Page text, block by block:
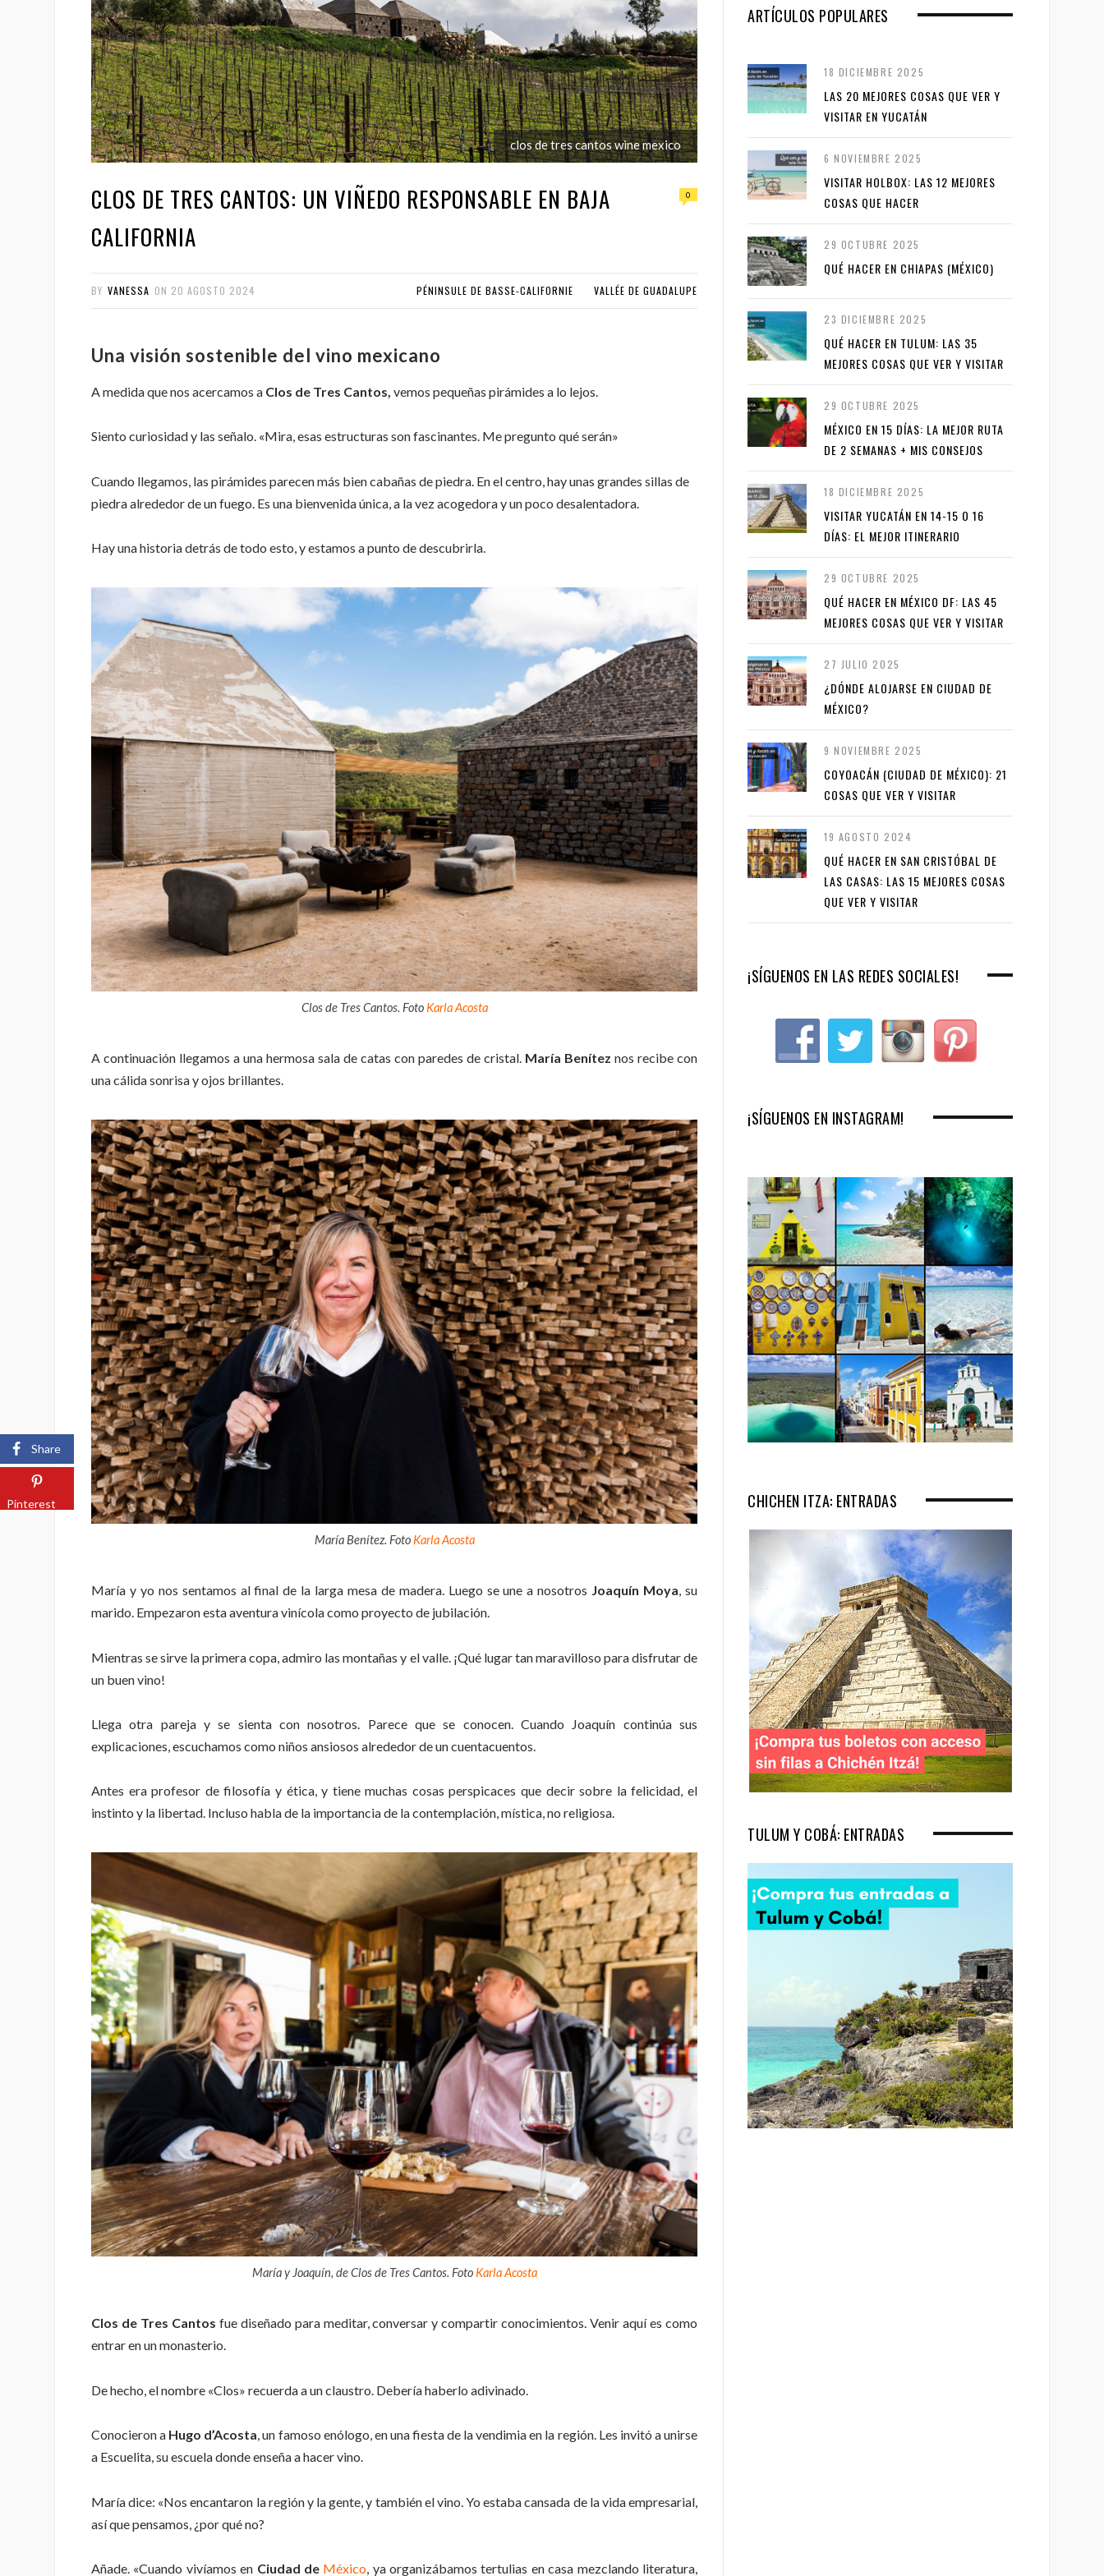
clos de tres cantos wine mexico
CLOS DE TRES CANTOS: UN VIÑEDO RESPONSABLE EN BAJA
CALIFORNIA
0
BY VANESSA ON 20 AGOSTO 2024 PÉNINSULE DE BASSE-CALIFORNIE VALLÉE DE GUADALUPE
Una visión sostenible del vino mexicano
A medida que nos acercamos a Clos de Tres Cantos, vemos pequeñas pirámides a lo lejos.
Siento curiosidad y las señalo. «Mira, esas estructuras son fascinantes. Me pregunto qué serán»
Cuando llegamos, las pirámides parecen más bien cabañas de piedra. En el centro, hay unas grandes sillas de
piedra alrededor de un fuego. Es una bienvenida única, a la vez acogedora y un poco desalentadora.
Hay una historia detrás de todo esto, y estamos a punto de descubrirla.
Clos de Tres Cantos. Foto Karla Acosta
A continuación llegamos a una hermosa sala de catas con paredes de cristal. María Benítez nos recibe con
una cálida sonrisa y ojos brillantes.
María Benítez. Foto Karla Acosta
María y yo nos sentamos al final de la larga mesa de madera. Luego se une a nosotros Joaquín Moya, su
marido. Empezaron esta aventura vinícola como proyecto de jubilación.
Mientras se sirve la primera copa, admiro las montañas y el valle. ¡Qué lugar tan maravilloso para disfrutar de
un buen vino!
Llega otra pareja y se sienta con nosotros. Parece que se conocen. Cuando Joaquín continúa sus
explicaciones, escuchamos como niños ansiosos alrededor de un cuentacuentos.
Antes era profesor de filosofía y ética, y tiene muchas cosas perspicaces que decir sobre la felicidad, el
instinto y la libertad. Incluso habla de la importancia de la contemplación, mística, no religiosa.
María y Joaquín, de Clos de Tres Cantos. Foto Karla Acosta
Clos de Tres Cantos fue diseñado para meditar, conversar y compartir conocimientos. Venir aquí es como
entrar en un monasterio.
De hecho, el nombre «Clos» recuerda a un claustro. Debería haberlo adivinado.
Conocieron a Hugo d’Acosta, un famoso enólogo, en una fiesta de la vendimia en la región. Les invitó a unirse
a Escuelita, su escuela donde enseña a hacer vino.
María dice: «Nos encantaron la región y la gente, y también el vino. Yo estaba cansada de la vida empresarial,
así que pensamos, ¿por qué no?
Añade. «Cuando vivíamos en Ciudad de México, ya organizábamos tertulias en casa mezclando literatura,
ARTÍCULOS POPULARES
18 DICIEMBRE 2025
LAS 20 MEJORES COSAS QUE VER Y
VISITAR EN YUCATÁN
6 NOVIEMBRE 2025
VISITAR HOLBOX: LAS 12 MEJORES
COSAS QUE HACER
29 OCTUBRE 2025
QUÉ HACER EN CHIAPAS (MÉXICO)
23 DICIEMBRE 2025
QUÉ HACER EN TULUM: LAS 35
MEJORES COSAS QUE VER Y VISITAR
29 OCTUBRE 2025
MÉXICO EN 15 DÍAS: LA MEJOR RUTA
DE 2 SEMANAS + MIS CONSEJOS
18 DICIEMBRE 2025
VISITAR YUCATÁN EN 14-15 O 16
DÍAS: EL MEJOR ITINERARIO
29 OCTUBRE 2025
QUÉ HACER EN MÉXICO DF: LAS 45
MEJORES COSAS QUE VER Y VISITAR
27 JULIO 2025
¿DÓNDE ALOJARSE EN CIUDAD DE
MÉXICO?
9 NOVIEMBRE 2025
COYOACÁN (CIUDAD DE MÉXICO): 21
COSAS QUE VER Y VISITAR
19 AGOSTO 2024
QUÉ HACER EN SAN CRISTÓBAL DE
LAS CASAS: LAS 15 MEJORES COSAS
QUE VER Y VISITAR
¡SÍGUENOS EN LAS REDES SOCIALES!
¡SÍGUENOS EN INSTAGRAM!
CHICHEN ITZA: ENTRADAS
TULUM Y COBÁ: ENTRADAS
Share
Pinterest